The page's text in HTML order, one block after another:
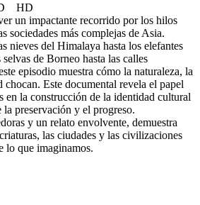
HD
un impactante recorrido por los hilos
sociedades más complejas de Asia.
nieves del Himalaya hasta los elefantes
de Borneo hasta las calles
episodio muestra cómo la naturaleza, la
Este documental revela el papel
en la construcción de la identidad cultural
preservación y el progreso.
y un relato envolvente, demuestra
las ciudades y las civilizaciones
lo que imaginamos.